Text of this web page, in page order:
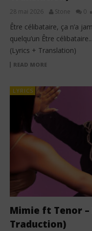
28 mai 2026 Stone 0
Être célibataire, ça n’a
quelqu’un Être
(Lyrics + Translation)
READ MORE
LYRICS
Mimie ft Tenor
Traduction)